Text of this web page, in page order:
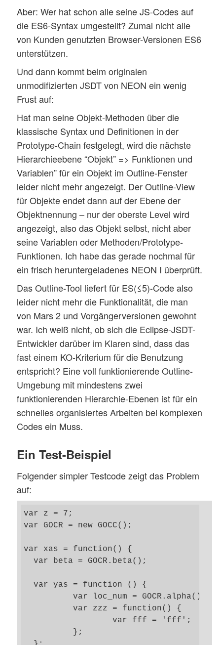
Aber: Wer hat schon alle seine JS-Codes auf
die ES6-Syntax umgestellt? Zumal nicht alle
von Kunden genutzten Browser-Versionen ES6
unterstützen.
Und dann kommt beim originalen
unmodifizierten JSDT von NEON ein wenig
Frust auf:
Hat man seine Objekt-Methoden über die
klassische Syntax und Definitionen in der
Prototype-Chain festgelegt, wird die nächste
Hierarchieebene “Objekt” => Funktionen und
Variablen” für ein Objekt im Outline-Fenster
leider nicht mehr angezeigt. Der Outline-View
für Objekte endet dann auf der Ebene der
Objektnennung – nur der oberste Level wird
angezeigt, also das Objekt selbst, nicht aber
seine Variablen oder Methoden/Prototype-
Funktionen. Ich habe das gerade nochmal für
ein frisch heruntergeladenes NEON I überprüft.
Das Outline-Tool liefert für ES(≤5)-Code also
leider nicht mehr die Funktionalität, die man
von Mars 2 und Vorgängerversionen gewohnt
war. Ich weiß nicht, ob sich die Eclipse-JSDT-
Entwickler darüber im Klaren sind, dass das
fast einem KO-Kriterium für die Benutzung
entspricht? Eine voll funktionierende Outline-
Umgebung mit mindestens zwei
funktionierenden Hierarchie-Ebenen ist für ein
schnelles organisiertes Arbeiten bei komplexen
Codes ein Muss.
Ein Test-Beispiel
Folgender simpler Testcode zeigt das Problem
auf:
var z = 7;
var GOCR = new GOCC();
var xas = function() {
  var beta = GOCR.beta();
  var yas = function () {